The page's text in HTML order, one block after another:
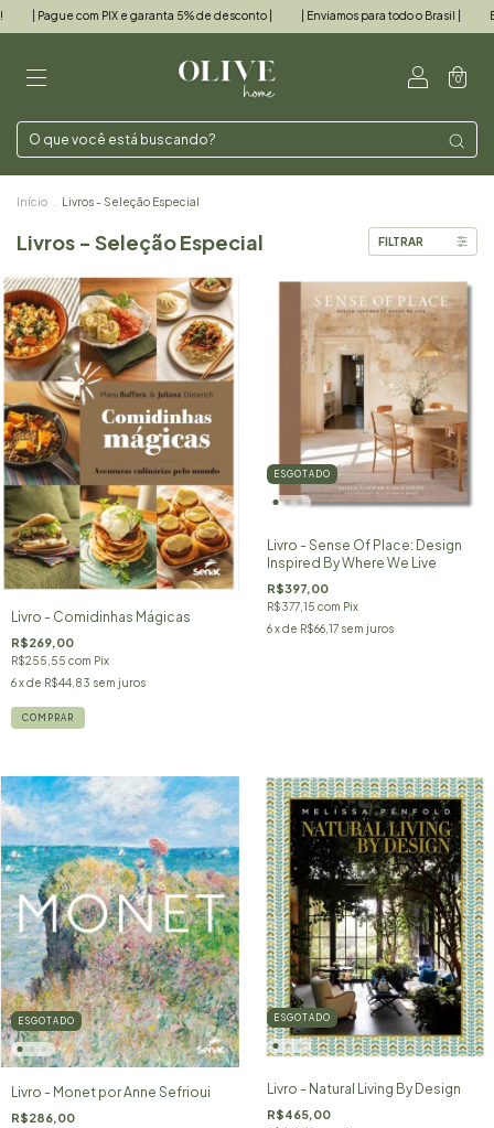
e garanta 5% de desconto | | Enviamos para todo o Brasil | Entre, e sinta-se
0
Início Livros - Seleção Especial
Livros - Seleção Especial FILTRAR
Livro - Comidinhas Mágicas
R$269,00
R$255,55 com Pix
6x de R$44,83 sem juros
ESGOTADO
Livro - Sense Of Place: Design
Inspired By Where We Live
R$397,00
R$377,15 com Pix
6 x de R$66,17 sem juros
ESGOTADO
Livro - Monet por Anne Sefrioui
R$286,00
ESGOTADO
Livro - Natural Living By Design
R$465,00